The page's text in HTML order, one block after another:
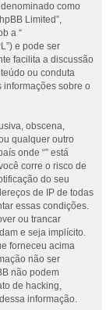
como
Limited”,
a “
e pode ser
facilita a discussão
ou conduta
sobre o
obscena,
qualquer outro
onde “” está
corre o risco de
do seu
de IP de todas
essas condições.
ou trancar
e seja implícito.
forneceu acima
não ser
não podem
de hacking,
informação.